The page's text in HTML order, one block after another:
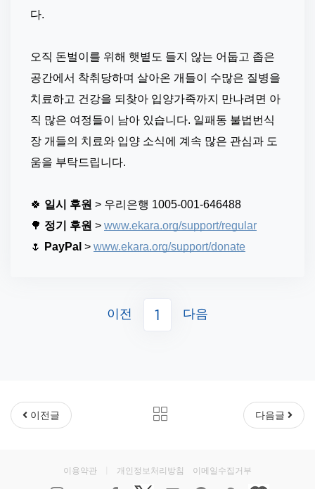
다.
오직 돈벌이를 위해 햇볕도 들지 않는 어둡고 좁은
공간에서 착취당하며 살아온 개들이 수많은 질병을
치료하고 건강을 되찾아 입양가족까지 만나려면 아
직 많은 여정들이 남아 있습니다. 일패동 불법번식
장 개들의 치료와 입양 소식에 계속 많은 관심과 도
움을 부탁드립니다.
🍀 일시 후원 > 우리은행 1005-001-646488
🌳 정기 후원 > www.ekara.org/support/regular
🌷
PayPal > www.ekara.org/support/donate
이전 1 다음
이전글 다음글
이용약관 개인정보처리방침 이메일수집거부